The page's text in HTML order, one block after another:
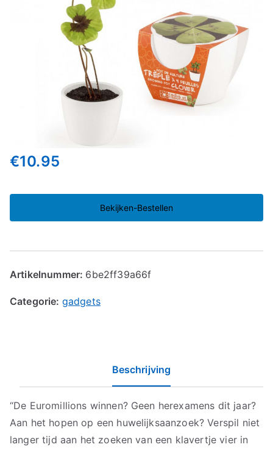
€10.95
Bekijken-Bestellen
Artikelnummer: 6be2ff39a66f
Categorie: gadgets
Beschrijving
“De Euromillions winnen? Geen herexamens dit jaar?
Aan het hopen op een huwelijksaanzoek? Verspil niet
langer tijd aan het zoeken van een klavertje vier in